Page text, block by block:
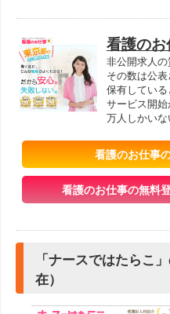
看護のお
非公開求人の
その数は公
保有している
サービス開
万人しかいな
看護のお仕事
看護のお仕事の無料
「ナースではたらこ
在）